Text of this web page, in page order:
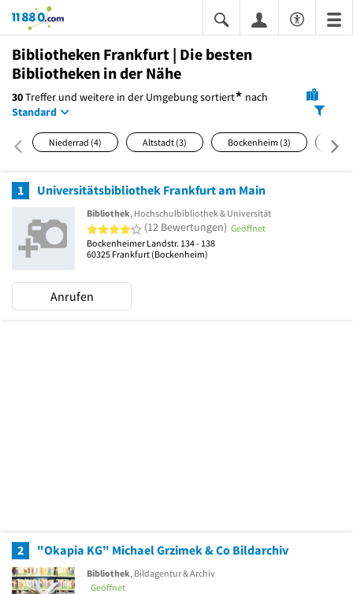
11880.com
Bibliotheken Frankfurt | Die besten
Bibliotheken in der Nähe
30Treffer und weitere in der Umgebungsortiert* nach
Standard
Niederrad (4) Altstadt (3) Bockenheim (3)
1 Universitätsbibliothek Frankfurt am Main
Bibliothek, Hochschulbibliothek & Universität
4 von 5 Sternen
(12 Bewertungen) Geöffnet
Bockenheimer Landstr. 134 - 138
60325 Frankfurt (Bockenheim)
Anrufen
2 "Okapia KG" Michael Grzimek & Co Bildarchiv
Bibliothek, Bildagentur & Archiv
Geöffnet